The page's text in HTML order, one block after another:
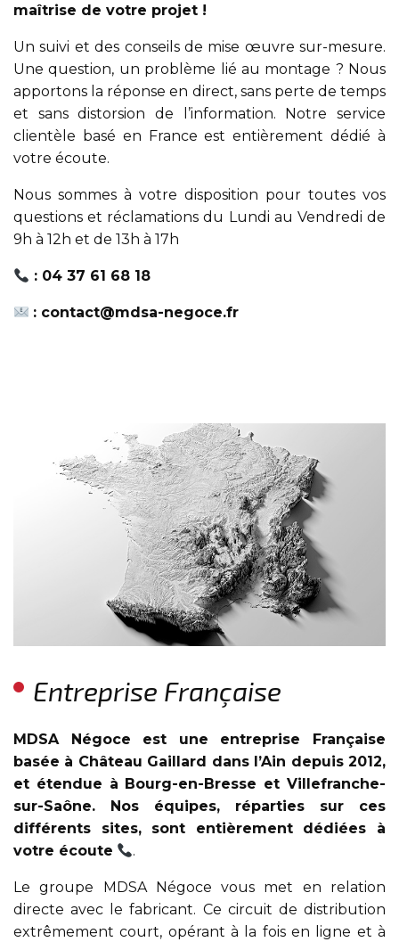
maîtrise de votre projet !
Un suivi et des conseils de mise œuvre sur-mesure.
Une question, un problème lié au montage ? Nous
apportons la réponse en direct, sans perte de temps
et sans distorsion de l’information. Notre service
clientèle basé en France est entièrement dédié à
votre écoute.
Nous sommes à votre disposition pour toutes vos
questions et réclamations du Lundi au Vendredi de
9h à 12h et de 13h à 17h
: 04 37 61 68 18
: contact@mdsa-negoce.fr
Entreprise Française
MDSA Négoce est une entreprise Française
basée à Château Gaillard dans l’Ain depuis 2012,
et étendue à Bourg-en-Bresse et Villefranche-
sur-Saône. Nos équipes, réparties sur ces
différents sites, sont entièrement dédiées à
votre écoute
.
Le groupe MDSA Négoce vous met en relation
directe avec le fabricant. Ce circuit de distribution
extrêmement court, opérant à la fois en ligne et à